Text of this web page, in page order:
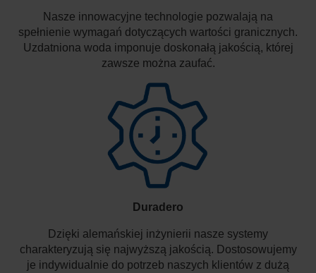
Nasze innowacyjne technologie pozwalają na
spełnienie wymagań dotyczących wartości granicznych.
Uzdatniona woda imponuje doskonałą jakością, której
zawsze można zaufać.
Duradero
Dzięki alemańskiej inżynierii nasze systemy
charakteryzują się najwyższą jakością. Dostosowujemy
je indywidualnie do potrzeb naszych klientów z dużą